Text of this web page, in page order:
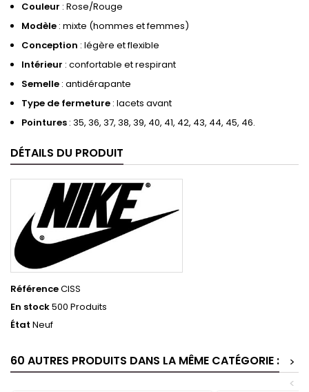
Couleur : Rose/Rouge
Modèle : mixte (hommes et femmes)
Conception : légère et flexible
Intérieur : confortable et respirant
Semelle : antidérapante
Type de fermeture : lacets avant
Pointures : 35, 36, 37, 38, 39, 40, 41, 42, 43, 44, 45, 46.
DÉTAILS DU PRODUIT
RéférenceCISS
En stock500 Produits
État Neuf
60 AUTRES PRODUITS DANS LA MÊME CATÉGORIE :
>
<